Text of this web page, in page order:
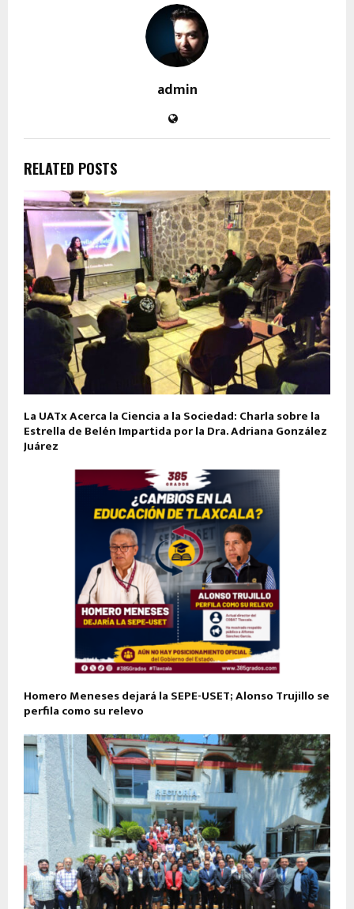
admin
RELATED POSTS
La UATx Acerca la Ciencia a la Sociedad: Charla sobre la
Estrella de Belén Impartida por la Dra. Adriana González
Juárez
Homero Meneses dejará la SEPE-USET; Alonso Trujillo se
perfila como su relevo